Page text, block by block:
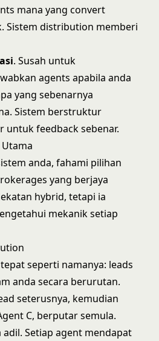
mana yang convert
Sistem distribution memberi
. Susah untuk
agents apabila anda
yang sebenarnya
Sistem berstruktur
untuk feedback sebenar.
anda, fahami pilihan
yang berjaya
hybrid, tetapi ia
mekanik setiap
seperti namanya: leads
anda secara berurutan.
seterusnya, kemudian
C, berputar semula.
adil. Setiap agent mendapat